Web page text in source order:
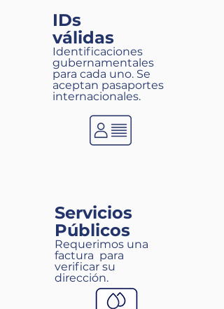
IDs
válidas
Identificaciones
gubernamentales
para cada uno. Se
aceptan pasaportes
internacionales.
Servicios
Públicos
Requerimos una
factura para
verificar su
dirección.